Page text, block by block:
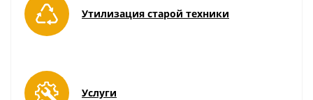
Утилизация старой техники
Услуги